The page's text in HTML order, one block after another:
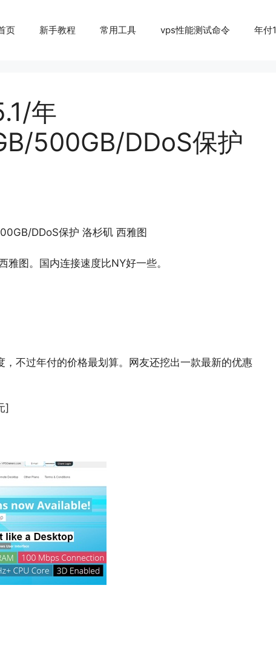
页 新手教程 常用工具 vps性能测试命令 年付
年
500GB/DDoS保护
DDoS保护 洛杉矶 西雅图
图。国内连接速度比NY好一些。
不过年付的价格最划算。网友还挖出一款最新的优惠
]